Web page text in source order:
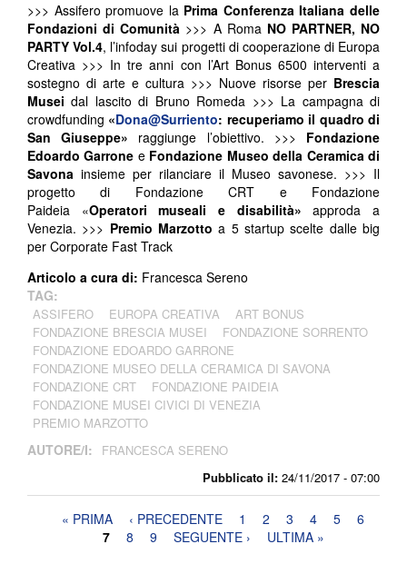
Pubblicato il: 24/11/2017 - 07:00
>>> Assifero promuove la Prima Conferenza Italiana delle
Fondazioni di Comunità >>> A Roma NO PARTNER, NO
PARTY Vol.4, l’infoday sui progetti di cooperazione di Europa
Creativa >>> In tre anni con l’Art Bonus 6500 interventi a
sostegno di arte e cultura >>> Nuove risorse per Brescia
Musei dal lascito di Bruno Romeda >>> La campagna di
crowdfunding «Dona@Surriento: recuperiamo il quadro di
San Giuseppe» raggiunge l’obiettivo. >>> Fondazione
Edoardo Garrone e Fondazione Museo della Ceramica di
Savona insieme per rilanciare il Museo savonese. >>> Il
progetto di Fondazione CRT e Fondazione
Paideia «Operatori museali e disabilità» approda a
Venezia. >>> Premio Marzotto a 5 startup scelte dalle big
per Corporate Fast Track
Articolo a cura di: Francesca Sereno
TAG:
ASSIFERO EUROPA CREATIVA
ART BONUS
FONDAZIONE BRESCIA MUSEI
FONDAZIONE SORRENTO
FONDAZIONE EDOARDO GARRONE
FONDAZIONE MUSEO DELLA CERAMICA DI SAVONA
FONDAZIONE CRT
FONDAZIONE PAIDEIA
FONDAZIONE MUSEI CIVICI DI VENEZIA
PREMIO MARZOTTO
AUTORE/I: FRANCESCA SERENO
Pagine« PRIMA ‹ PRECEDENTE 1 2 3 4 5
6
7
8 9 SEGUENTE › ULTIMA »